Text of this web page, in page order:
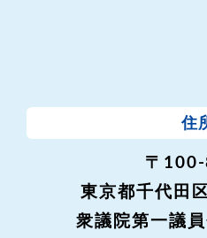
住
〒
東京都千代田
衆議院第一議